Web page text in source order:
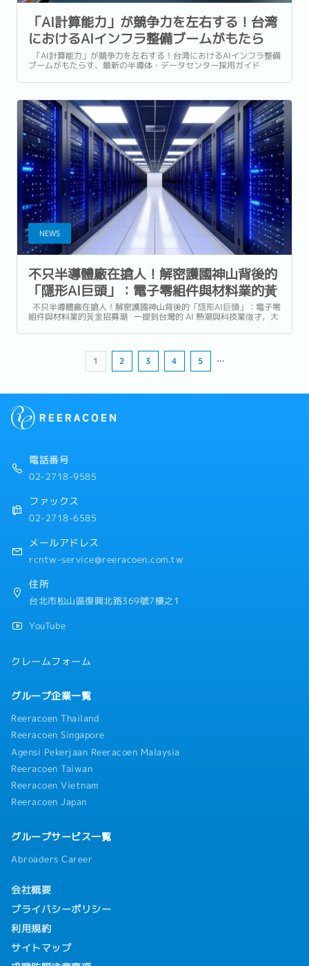
「AI計算能力」が競争力を左右する！台湾
におけるAIインフラ整備ブームがもたら
す、最新の半導体・データセンター採用ガ
イド
「AI計算能力」が競争力を左右する！台湾におけるAIインフラ整備
ブームがもたらす、最新の半導体・データセンター採用ガイド
要因は何か」と問われた場合、その答えはもはやウェハ製造
NEWS
不只半導體廠在搶人！解密護國神山背後的
「隱形AI巨頭」：電子零組件與材料業的黃
金招募潮
不只半導體廠在搶人！解密護國神山背後的「隱形AI巨頭」：電子零
組件與材料業的黃金招募潮 一提到台灣的 AI 熱潮與科技業徵才，大
1 2 3 4 5 …
電話番号
02-2718-9585
ファックス
02-2718-6585
メールアドレス
rcntw-service@reeracoen.com.tw
住所
台北市松山區復興北路369號7樓之1
YouTube
クレームフォーム
グループ企業一覧
Reeracoen Thailand
Reeracoen Singapore
Agensi Pekerjaan Reeracoen Malaysia
Reeracoen Taiwan
Reeracoen Vietnam
Reeracoen Japan
グループサービス一覧
Abroaders Career
会社概要
プライバシーポリシー
利用規約
サイトマップ